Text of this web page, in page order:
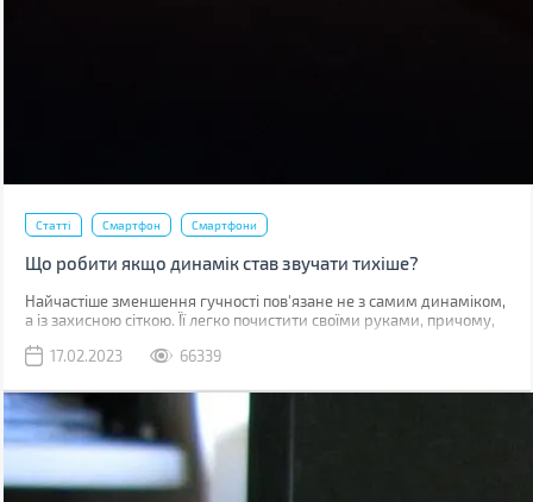
Статті Смартфон Смартфони
Що робити якщо динамік став звучати тихіше?
Найчастіше зменшення гучності пов'язане не з самим динаміком,
а із захисною сіткою. Її легко почистити своїми руками, причому,
17.02.2023
66339